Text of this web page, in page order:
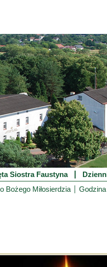
Siostra Faustyna
Bożego Miłosierdzia Godzina